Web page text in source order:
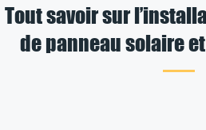
Tout savoir sur
de panneau solaire